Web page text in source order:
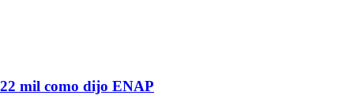
mil como dijo ENAP